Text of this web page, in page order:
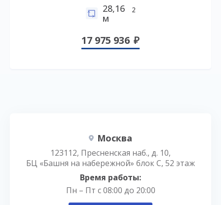
28,16
м
2
17 975 936
Москва
123112, Пресненская наб., д. 10,
БЦ «Башня на набережной» блок С, 52 этаж
Время работы:
Пн – Пт с 08:00 до 20:00